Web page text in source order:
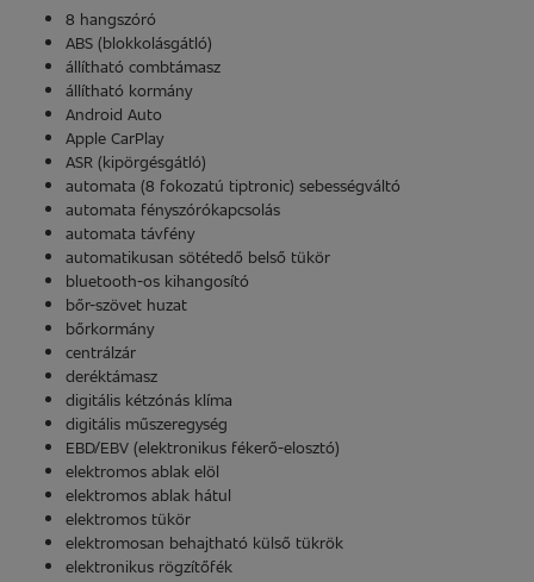
8 hangszóró
ABS (blokkolásgátló)
állítható combtámasz
állítható kormány
Android Auto
Apple CarPlay
ASR (kipörgésgátló)
automata (8 fokozatú tiptronic) sebességváltó
automata fényszórókapcsolás
automata távfény
automatikusan sötétedő belső tükör
bluetooth-os kihangosító
bőr-szövet huzat
bőrkormány
centrálzár
deréktámasz
digitális kétzónás klíma
digitális műszeregység
EBD/EBV (elektronikus fékerő-elosztó)
elektromos ablak elöl
elektromos ablak hátul
elektromos tükör
elektromosan behajtható külső tükrök
elektronikus rögzítőfék